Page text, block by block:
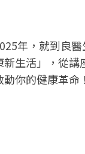
「一站式健
運動，全面